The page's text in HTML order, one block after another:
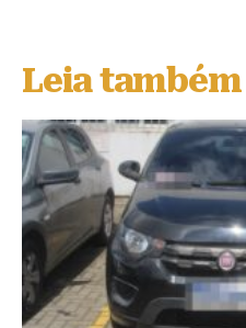
s
k
y
e
b
o
o
k
s
A
p
p
Leia também